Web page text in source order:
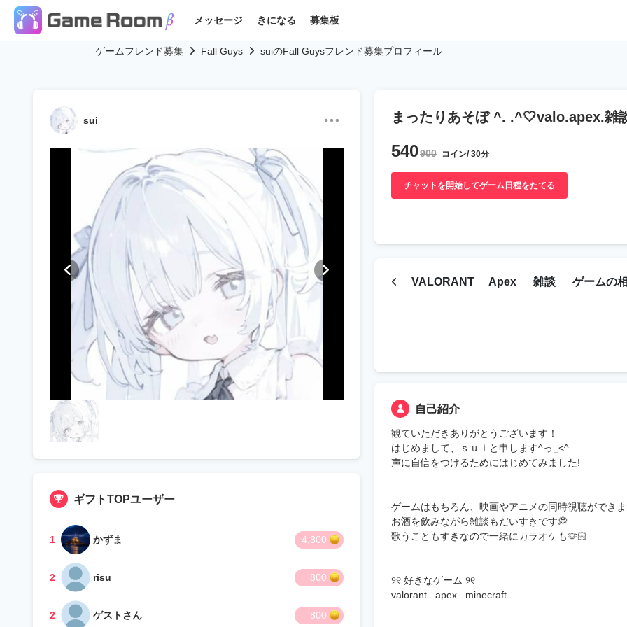
メッセージ きになる 募集板
ゲームフレンド募集 Fall Guys suiのFall Guysフレンド募集プロフィール
sui
ギフトTOPユーザー
1 かずま 4,800
2 risu 800
2 ゲストさん 800
まったりあそぼ ^. .^🤍valo.apex.雑
540900 コイン/ 30分
チャットを開始してゲーム日程をたてる
VALORANT Apex 雑談 ゲームの
自己紹介
観ていただきありがとうございます！
はじめまして、ｓｕｉと申します^っ ̫ <^
声に自信をつけるためにはじめてみました!
ゲームはもちろん、映画やアニメの同時視聴ができ
お酒を飲みながら雑談もだいすきです💭
歌うこともすきなので一緒にカラオケも🫶🏻
୨୧ 好きなゲーム ୨୧
valorant . apex . minecraft